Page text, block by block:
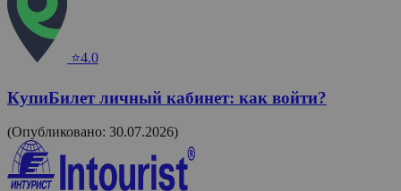
⭐4.0
КупиБилет личный кабинет: как войти?
(Опубликовано: 30.07.2026)